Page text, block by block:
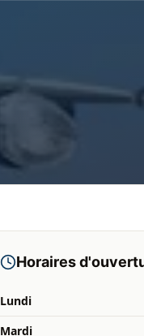
Horaires
Lundi
Mardi